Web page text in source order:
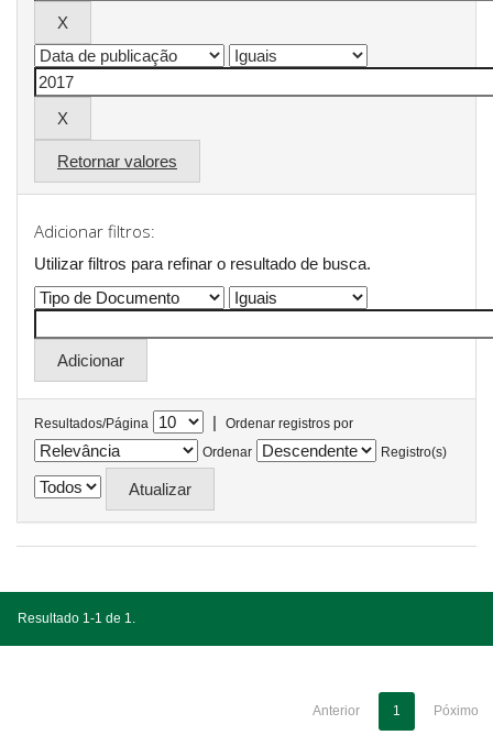
Retornar valores
Adicionar filtros:
Utilizar filtros para refinar o resultado de busca.
Resultados/Página |
Ordenar registros por
Ordenar
Registro(s)
Resultado 1-1 de 1.
Anterior 1 Póximo